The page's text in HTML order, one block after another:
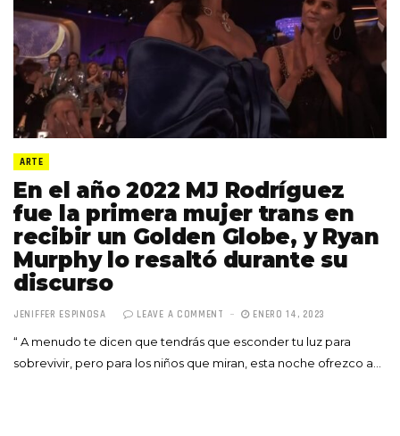
ARTE
En el año 2022 MJ Rodríguez
fue la primera mujer trans en
recibir un Golden Globe, y Ryan
Murphy lo resaltó durante su
discurso
JENIFFER ESPINOSA LEAVE A COMMENT ENERO 14, 2023
“ A menudo te dicen que tendrás que esconder tu luz para
sobrevivir, pero para los niños que miran, esta noche ofrezco a…